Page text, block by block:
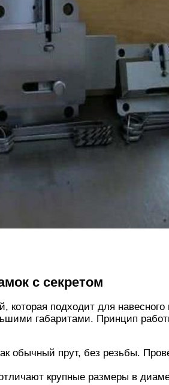
с секретом
которая подходит для навесного
габаритами. Принцип
обычный прут, без резьбы.
крупные размеры в